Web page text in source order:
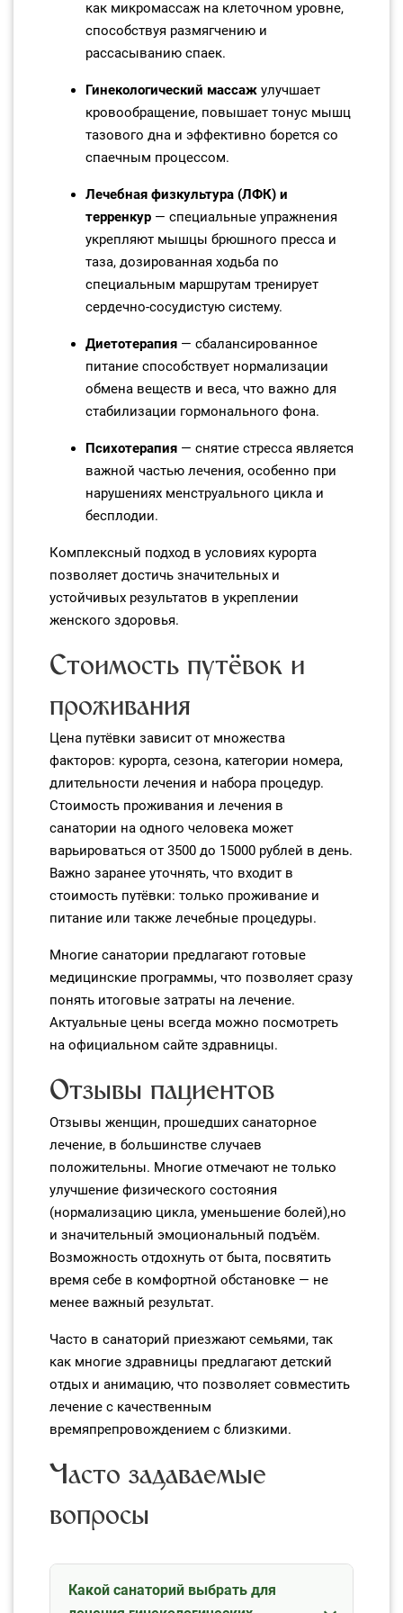
как микромассаж на клеточном уровне,
способствуя размягчению и
рассасыванию спаек.
Гинекологический массаж улучшает
кровообращение, повышает тонус мышц
тазового дна и эффективно борется со
спаечным процессом.
Лечебная физкультура (ЛФК) и
терренкур — специальные упражнения
укрепляют мышцы брюшного пресса и
таза, дозированная ходьба по
специальным маршрутам тренирует
сердечно‑сосудистую систему.
Диетотерапия — сбалансированное
питание способствует нормализации
обмена веществ и веса, что важно для
стабилизации гормонального фона.
Психотерапия — снятие стресса является
важной частью лечения, особенно при
нарушениях менструального цикла и
бесплодии.
Комплексный подход в условиях курорта
позволяет достичь значительных и
устойчивых результатов в укреплении
женского здоровья.
Стоимость путёвок и
проживания
Цена путёвки зависит от множества
факторов: курорта, сезона, категории номера,
длительности лечения и набора процедур.
Стоимость проживания и лечения в
санатории на одного человека может
варьироваться от 3500 до 15000 рублей в день.
Важно заранее уточнять, что входит в
стоимость путёвки: только проживание и
питание или также лечебные процедуры.
Многие санатории предлагают готовые
медицинские программы, что позволяет сразу
понять итоговые затраты на лечение.
Актуальные цены всегда можно посмотреть
на официальном сайте здравницы.
Отзывы пациентов
Отзывы женщин, прошедших санаторное
лечение, в большинстве случаев
положительны. Многие отмечают не только
улучшение физического состояния
(нормализацию цикла, уменьшение болей),но
и значительный эмоциональный подъём.
Возможность отдохнуть от быта, посвятить
время себе в комфортной обстановке — не
менее важный результат.
Часто в санаторий приезжают семьями, так
как многие здравницы предлагают детский
отдых и анимацию, что позволяет совместить
лечение с качественным
времяпрепровождением с близкими.
Часто задаваемые
вопросы
Какой санаторий выбрать для